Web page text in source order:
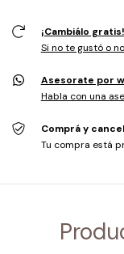
¡Cambiálo gratis!
Si no te gustó o
Asesorate por
Habla con una
Comprá y
Tu compra está